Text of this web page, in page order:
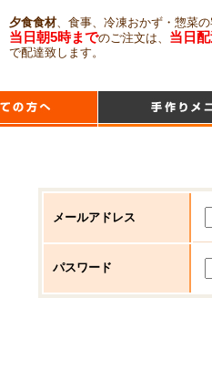
夕食食材、食事、冷凍おかず・惣菜
当日朝5時までのご注文は、 当日
で配達致します。
メールアドレス
パスワード